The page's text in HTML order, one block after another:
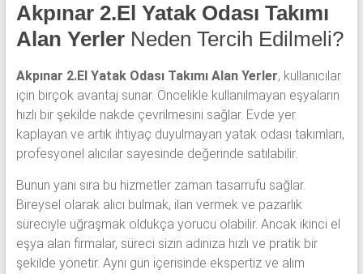
Akpınar 2.El Yatak Odası Takımı
Alan Yerler Neden Tercih Edilmeli?
Akpınar 2.El Yatak Odası Takımı Alan Yerler, kullanıcılar
için birçok avantaj sunar. Öncelikle kullanılmayan eşyaların
hızlı bir şekilde nakde çevrilmesini sağlar. Evde yer
kaplayan ve artık ihtiyaç duyulmayan yatak odası takımları,
profesyonel alıcılar sayesinde değerinde satılabilir.
Bunun yanı sıra bu hizmetler zaman tasarrufu sağlar.
Bireysel olarak alıcı bulmak, ilan vermek ve pazarlık
süreciyle uğraşmak oldukça yorucu olabilir. Ancak ikinci el
eşya alan firmalar, süreci sizin adınıza hızlı ve pratik bir
şekilde yönetir. Aynı gün içerisinde ekspertiz ve alım